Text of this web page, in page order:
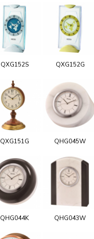
QXG152S QXG152G
QXG151G QHG045W
QHG044K QHG043W